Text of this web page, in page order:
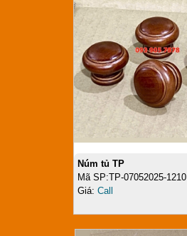
Núm tủ TP
Mã SP:TP-07052025-1210
Giá: Call